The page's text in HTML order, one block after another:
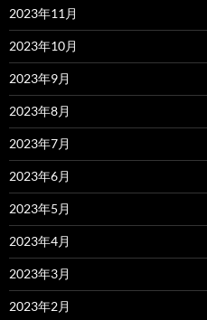
2023年11月
2023年10月
2023年9月
2023年8月
2023年7月
2023年6月
2023年5月
2023年4月
2023年3月
2023年2月